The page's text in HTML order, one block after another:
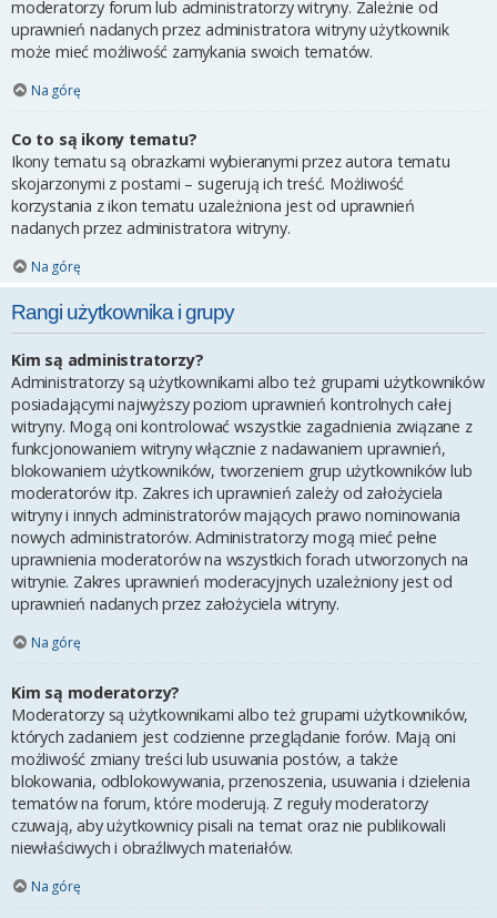
moderatorzy forum lub administratorzy witryny. Zależnie od
uprawnień nadanych przez administratora witryny użytkownik
może mieć możliwość zamykania swoich tematów.
Na górę
Co to są ikony tematu?
Ikony tematu są obrazkami wybieranymi przez autora tematu
skojarzonymi z postami – sugerują ich treść. Możliwość
korzystania z ikon tematu uzależniona jest od uprawnień
nadanych przez administratora witryny.
Na górę
Rangi użytkownika i grupy
Kim są administratorzy?
Administratorzy są użytkownikami albo też grupami użytkowników
posiadającymi najwyższy poziom uprawnień kontrolnych całej
witryny. Mogą oni kontrolować wszystkie zagadnienia związane z
funkcjonowaniem witryny włącznie z nadawaniem uprawnień,
blokowaniem użytkowników, tworzeniem grup użytkowników lub
moderatorów itp. Zakres ich uprawnień zależy od założyciela
witryny i innych administratorów mających prawo nominowania
nowych administratorów. Administratorzy mogą mieć pełne
uprawnienia moderatorów na wszystkich forach utworzonych na
witrynie. Zakres uprawnień moderacyjnych uzależniony jest od
uprawnień nadanych przez założyciela witryny.
Na górę
Kim są moderatorzy?
Moderatorzy są użytkownikami albo też grupami użytkowników,
których zadaniem jest codzienne przeglądanie forów. Mają oni
możliwość zmiany treści lub usuwania postów, a także
blokowania, odblokowywania, przenoszenia, usuwania i dzielenia
tematów na forum, które moderują. Z reguły moderatorzy
czuwają, aby użytkownicy pisali na temat oraz nie publikowali
niewłaściwych i obraźliwych materiałów.
Na górę